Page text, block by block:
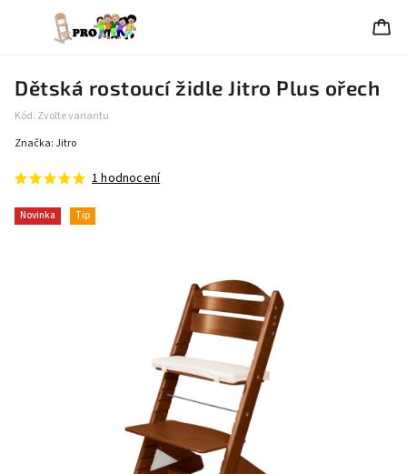
Dětská rostoucí židle Jitro Plus ořech
Kód: Zvolte variantu
Novinka Tip
1 hodnocení
Značka:Jitro